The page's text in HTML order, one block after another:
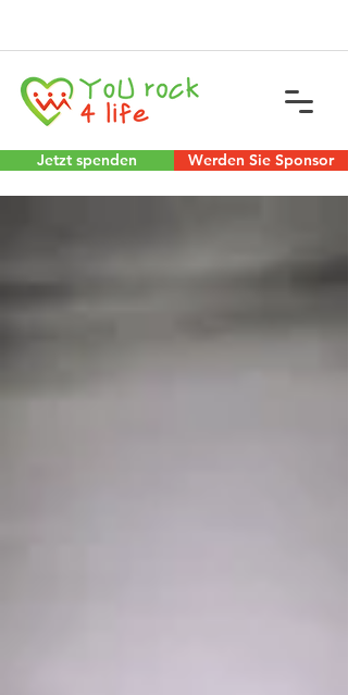
Jetzt spenden Werden Sie Sponsor